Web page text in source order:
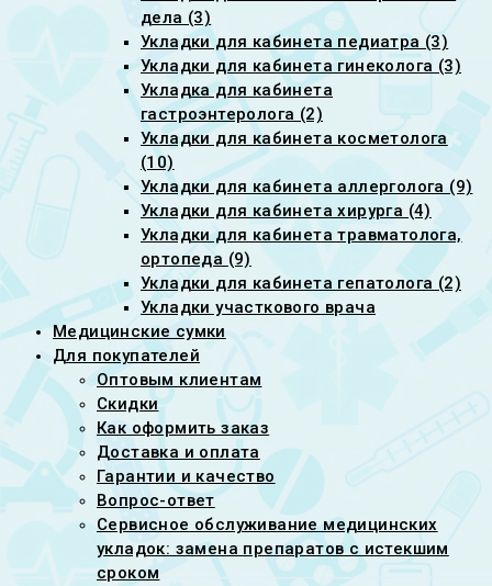
дела (3)
Укладки для кабинета педиатра (3)
Укладки для кабинета гинеколога (3)
Укладка для кабинета
гастроэнтеролога (2)
Укладки для кабинета косметолога
(10)
Укладки для кабинета аллерголога (9)
Укладки для кабинета хирурга (4)
Укладки для кабинета травматолога,
ортопеда (9)
Укладки для кабинета гепатолога (2)
Укладки участкового врача
Медицинские сумки
Для покупателей
Оптовым клиентам
Скидки
Как оформить заказ
Доставка и оплата
Гарантии и качество
Вопрос-ответ
Сервисное обслуживание медицинских
укладок: замена препаратов с истекшим
сроком